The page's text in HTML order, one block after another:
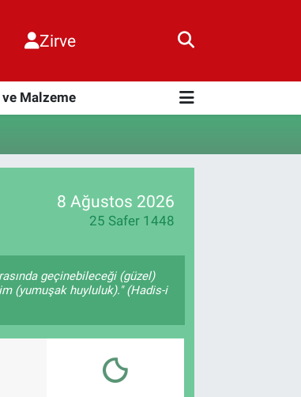
Zirve
Malzeme
8 Ağustos 2026
25 Safer 1448
geçinebileceği (güzel)
(yumuşak huyluluk)." (Hadis-i